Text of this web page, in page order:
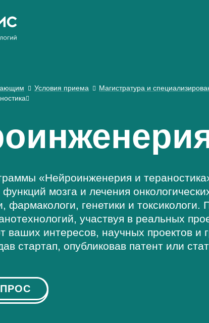
Условия приема Магистратура и
«Нейроинженерия и
функций мозга и лечения
фармакологи, генетики и
участвуя в реальных
ваших интересов, научных проектов
стартап, опубликовав патент или